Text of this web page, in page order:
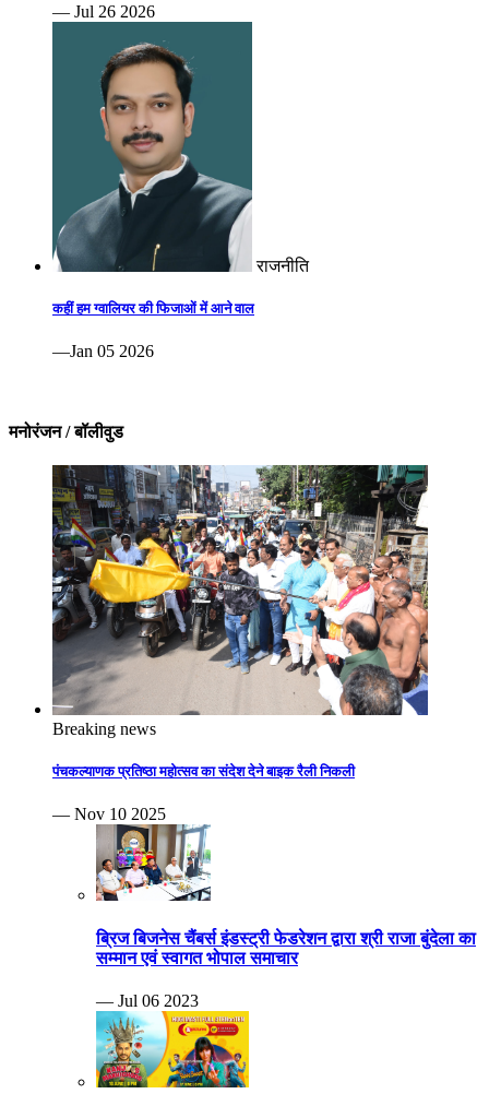
— Jul 26 2026
राजनीति
कहीं हम ग्वालियर की फिजाओं में आने वाल
—Jan 05 2026
मनोरंजन / बॉलीवुड
Breaking news
पंचकल्याणक प्रतिष्ठा महोत्सव का संदेश देने बाइक रैली निकली
— Nov 10 2025
ब्रिज बिजनेस चैंबर्स इंडस्ट्री फेडरेशन द्वारा श्री राजा बुंदेला का
सम्मान एवं स्वागत भोपाल समाचार
— Jul 06 2023